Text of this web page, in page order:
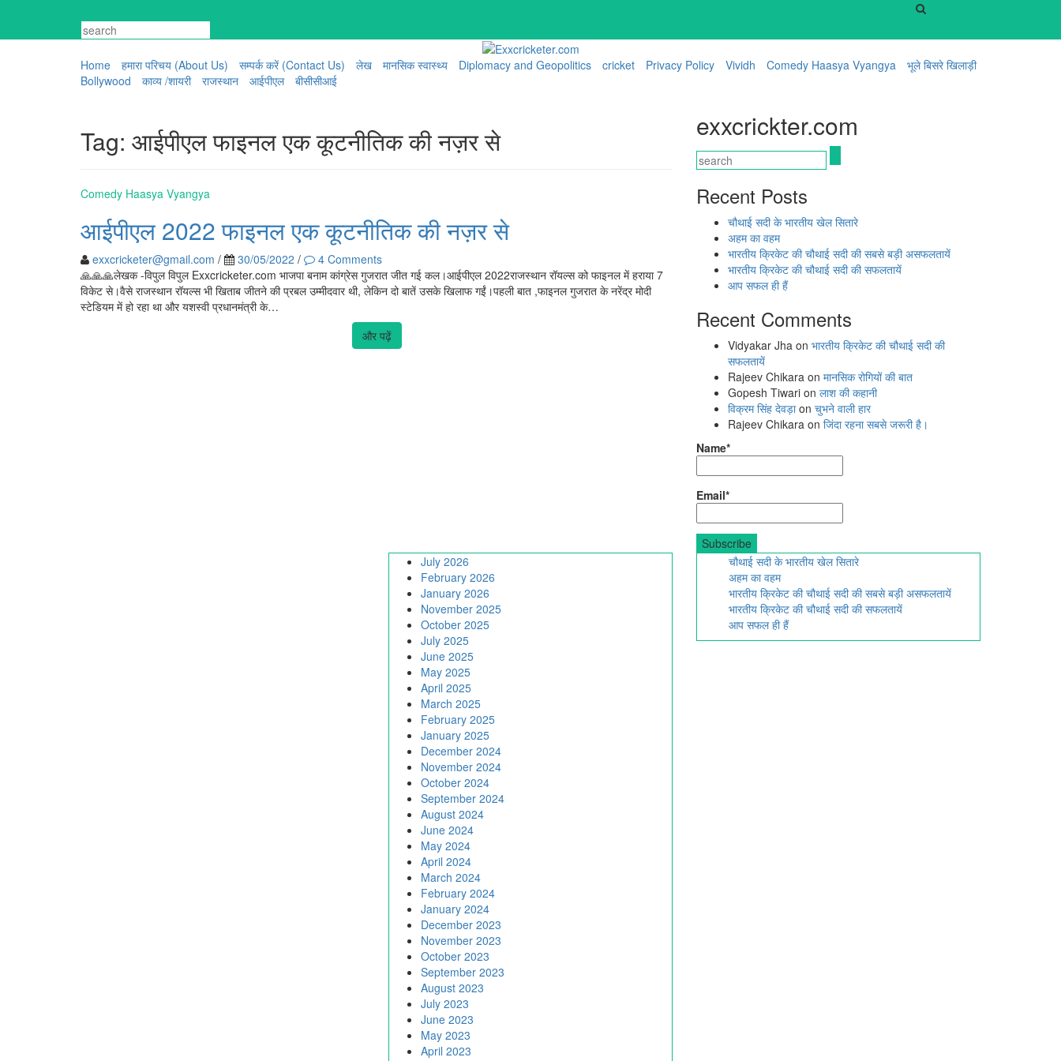
content
Home
हमारा परिचय (About Us) सम्पर्क करें (Contact Us) लेख मानसिक स्वास्थ्य Diplomacy and Geopolitics cricket Privacy Policy Vividh Comedy Haasya Vyangya
भूले बिसरे खिलाड़ी
Bollywood
काव्य /शायरी राजस्थान आईपीएल बीसीसीआई
Tag: आईपीएल फाइनल एक कूटनीतिक की नज़र से
Comedy Haasya Vyangya
आईपीएल 2022 फाइनल एक कूटनीतिक की नज़र से
exxcricketer@gmail.com / 30/05/2022 /
4 Comments
🙏🙏🙏लेखक -विपुल विपुल Exxcricketer.com भाजपा बनाम कांग्रेस गुजरात जीत गई कल।आईपीएल 2022राजस्थान रॉयल्स को फाइनल में हराया 7
विकेट से।वैसे राजस्थान रॉयल्स भी खिताब जीतने की प्रबल उम्मीदवार थी, लेकिन दो बातें उसके खिलाफ गईं।पहली बात ,फाइनल गुजरात के नरेंद्र मोदी
स्टेडियम में हो रहा था और यशस्वी प्रधानमंत्री के…
और पढ़ें
exxcrickter.com
Recent Posts
चौथाई सदी के भारतीय खेल सितारे
अहम का वहम
भारतीय क्रिकेट की चौथाई सदी की सबसे बड़ी असफलतायें
भारतीय क्रिकेट की चौथाई सदी की सफलतायें
आप सफल ही हैं
Recent Comments
Vidyakar Jha on भारतीय क्रिकेट की चौथाई सदी की
सफलतायें
Rajeev Chikara on मानसिक रोगियों की बात
Gopesh Tiwari on लाश की कहानी
विक्रम सिंह देवड़ाon चुभने वाली हार
Rajeev Chikara on जिंदा रहना सबसे जरूरी है।
Name*
Email*
July 2026
February 2026
January 2026
November 2025
October 2025
July 2025
June 2025
May 2025
April 2025
March 2025
February 2025
January 2025
December 2024
November 2024
October 2024
September 2024
August 2024
June 2024
May 2024
April 2024
March 2024
February 2024
January 2024
December 2023
November 2023
October 2023
September 2023
August 2023
July 2023
June 2023
May 2023
April 2023
चौथाई सदी के भारतीय खेल सितारे
अहम का वहम
भारतीय क्रिकेट की चौथाई सदी की सबसे बड़ी असफलतायें
भारतीय क्रिकेट की चौथाई सदी की सफलतायें
आप सफल ही हैं